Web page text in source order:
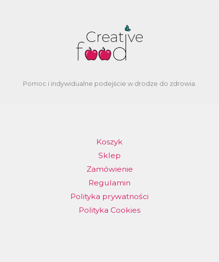
Pomoc i indywidualne podejście w drodze do zdrowia.
Koszyk
Sklep
Zamówienie
Regulamin
Polityka prywatności
Polityka Cookies